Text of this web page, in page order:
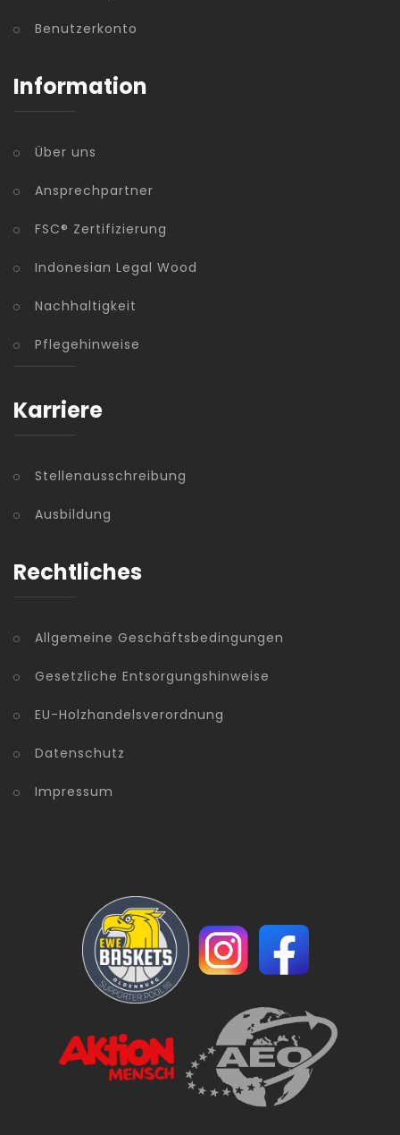
Benutzerkonto
Information
Über uns
Ansprechpartner
FSC® Zertifizierung
Indonesian Legal Wood
Nachhaltigkeit
Pflegehinweise
Karriere
Stellenausschreibung
Ausbildung
Rechtliches
Allgemeine Geschäftsbedingungen
Gesetzliche Entsorgungshinweise
EU-Holzhandelsverordnung
Datenschutz
Impressum